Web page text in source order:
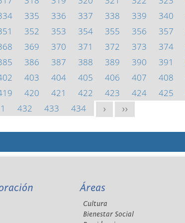
335 336 337 338 339 340
352 353 354 355 356 357
369 370 371 372 373 374
386 387 388 389 390 391
403 404 405 406 407 408
420 421 422 423 424 425
432 433 434 > >>
Áreas
Cultura
Bienestar Social